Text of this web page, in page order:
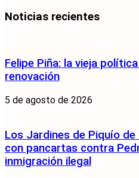
Noticias recientes
Felipe Piña: la vieja
renovación
5 de agosto de 2026
Los Jardines de Piquío
con pancartas contra
inmigración ilegal